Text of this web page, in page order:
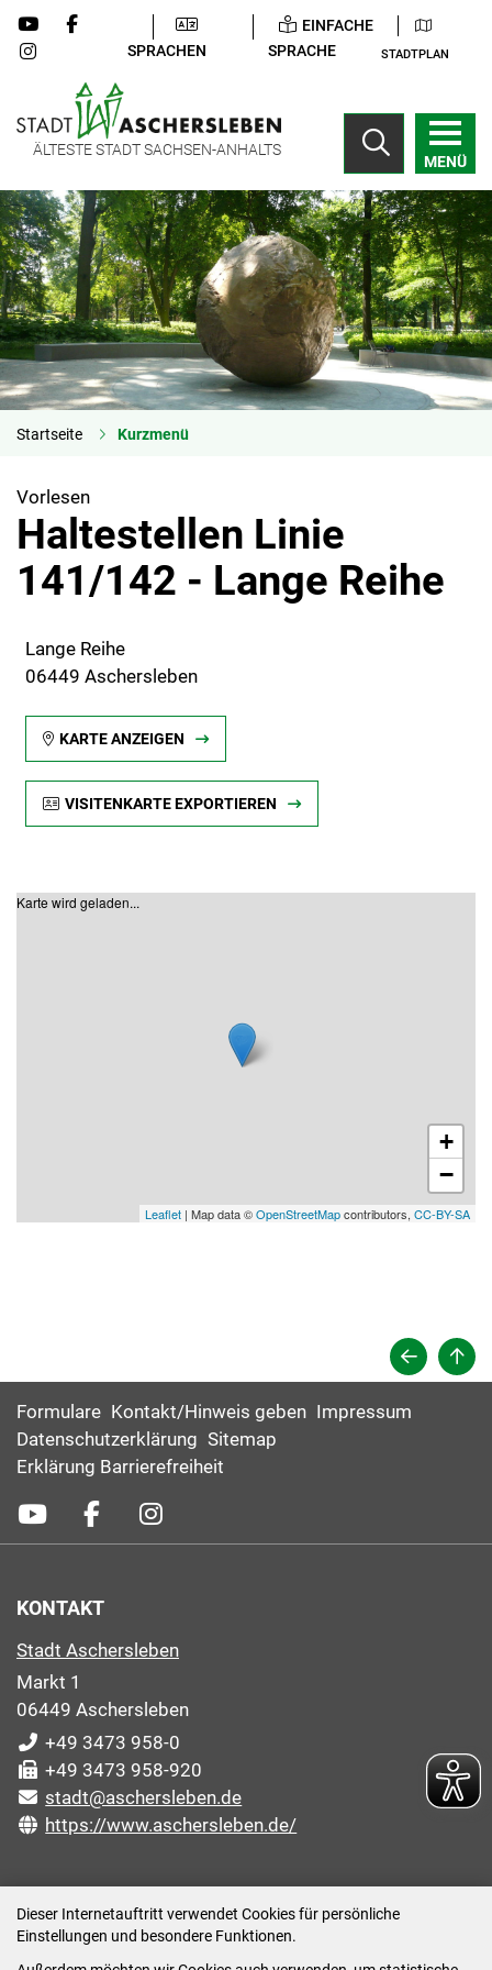
Dieser Internetauftritt verwendet Cookies für persönliche
Einstellungen und besondere Funktionen.
SPRACHEN
EINFACHE
SPRACHE
STADTPLAN
ÄLTESTE STADT SACHSEN-ANHALTS
MENÜ
Startseite Kurzmenü
Vorlesen
Haltestellen Linie
141/142 - Lange Reihe
Lange Reihe
06449 Aschersleben
KARTE ANZEIGEN
VISITENKARTE EXPORTIEREN
Karte wird geladen...
+
−
Leaflet | Map data ©OpenStreetMapcontributors, CC-BY-SA
Formulare Kontakt/Hinweis geben Impressum
Datenschutzerklärung Sitemap
Erklärung Barrierefreiheit
KONTAKT
Stadt Aschersleben
Markt 1
06449 Aschersleben
+49 3473 958-0
+49 3473 958-920
stadt@aschersleben.de
https://www.aschersleben.de/
Montag: 09:00-12:00 /14:00-15:00 Uhr